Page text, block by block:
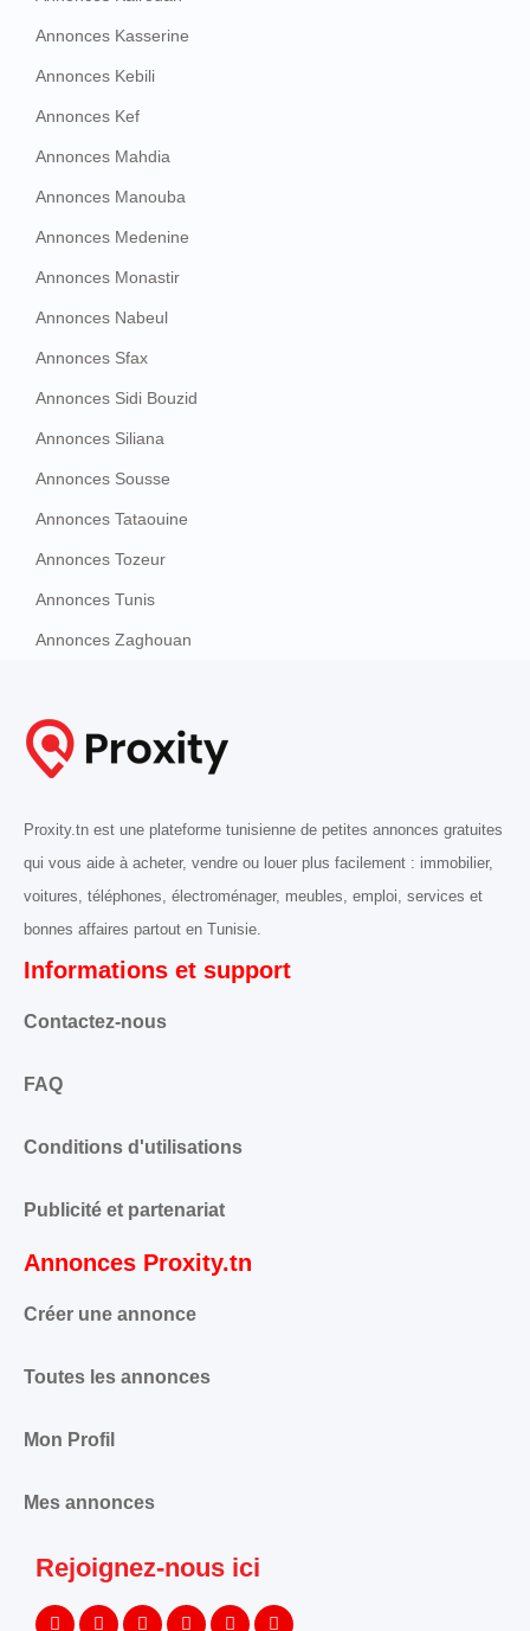
Annonces Kasserine
Annonces Kebili
Annonces Kef
Annonces Mahdia
Annonces Manouba
Annonces Medenine
Annonces Monastir
Annonces Nabeul
Annonces Sfax
Annonces Sidi Bouzid
Annonces Siliana
Annonces Sousse
Annonces Tataouine
Annonces Tozeur
Annonces Tunis
Annonces Zaghouan
Proxity.tn est une plateforme tunisienne de petites annonces gratuites
qui vous aide à acheter, vendre ou louer plus facilement : immobilier,
voitures, téléphones, électroménager, meubles, emploi, services et
bonnes affaires partout en Tunisie.
Informations et support
Contactez-nous
FAQ
Conditions d'utilisations
Publicité et partenariat
Annonces Proxity.tn
Créer une annonce
Toutes les annonces
Mon Profil
Mes annonces
Rejoignez-nous ici